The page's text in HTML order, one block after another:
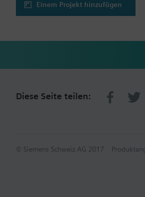
Einem Projekt hinzufügen
Diese Seite teilen:
© Siemens Schweiz AG 2017